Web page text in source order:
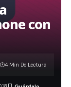
con
4 Min De Lectura